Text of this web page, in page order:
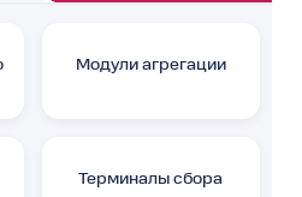
Модули агрегации
Терминалы сбора